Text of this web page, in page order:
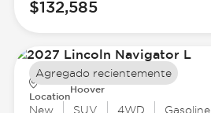
$132,585
Location
Hoover
New SUV 4WD Gasoline
Agregado recientemente